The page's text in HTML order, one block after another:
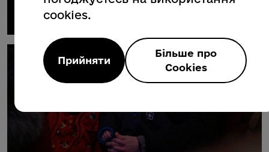
cookies.
Прийняти
Більше про
Cookies